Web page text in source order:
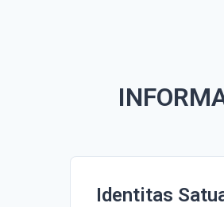
Identitas